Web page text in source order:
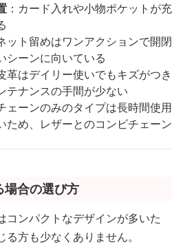
：カード入れや小物ポケットが充
ット留めはワンアクションで開閉
シーンに向いている
革はデイリー使いでもキズがつき
テナンスの手間が少ない
ェーンのみのタイプは長時間使用
ため、レザーとのコンビチェーン
場合の選び方
コンパクトなデザインが多いた
方も少なくありません。